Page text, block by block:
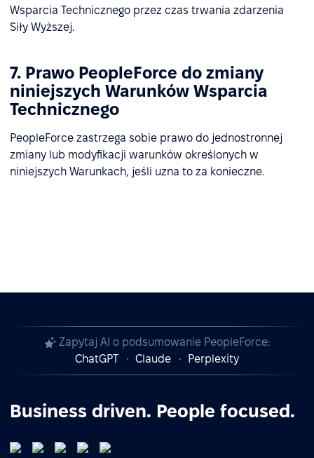
Wsparcia Technicznego przez czas trwania zdarzenia
Siły Wyższej.
7. Prawo PeopleForce do zmiany
niniejszych Warunków Wsparcia
Technicznego
PeopleForce zastrzega sobie prawo do jednostronnej
zmiany lub modyfikacji warunków określonych w
niniejszych Warunkach, jeśli uzna to za konieczne.
Zapytaj AI o podsumowanie PeopleForce:
ChatGPT
Claude Perplexity
Business driven. People focused.